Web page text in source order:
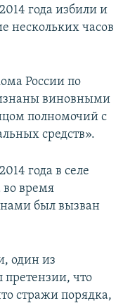
года избили и
нескольких часов
России по
виновными
полномочий с
средств».
года в селе
во время
был вызван
один из
претензии, что
стражи порядка,